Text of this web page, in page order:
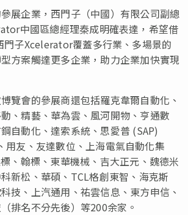
展企業，西門子（中國）有限公司副總
中國區總經理秦成明確表達，希望借
門子Xcelerator覆蓋多行業、多場景的
方案觸達更多企業，助力企業加快實現
覽會的參展商還包括羅克韋爾自動化、
、精藝、華為雲、風河開物、亨通數
自動化、達索系統、思愛普 (SAP)
用友、友達數位、上海電氣自動化集
、翰標、東華機械、吉大正元、魏德米
新松、華碩、TCL格創東智、海克斯
技、上汽通用、祐雲信息、東方申信、
排名不分先後）等200余家。